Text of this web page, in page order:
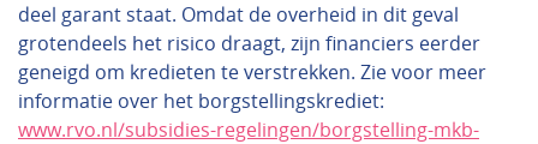
deel garant staat. Omdat de overheid in dit geval
grotendeels het risico draagt, zijn financiers eerder
geneigd om kredieten te verstrekken. Zie voor meer
informatie over het borgstellingskrediet:
www.rvo.nl/subsidies-regelingen/borgstelling-mkb-